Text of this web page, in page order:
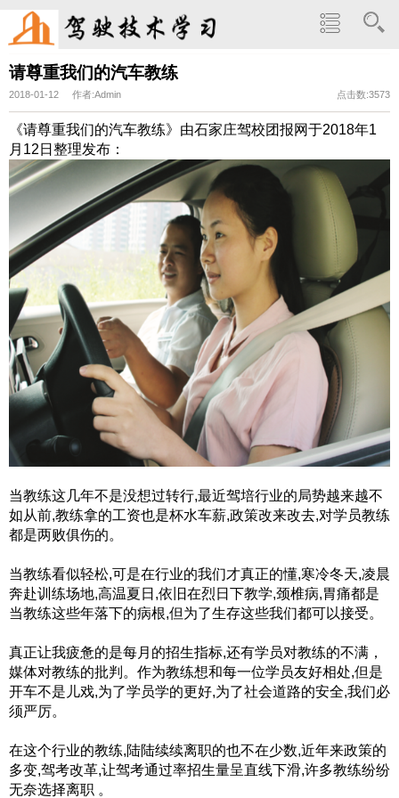
请尊重我们的汽车教练
2018-01-12 作者:Admin 点击数:3573
《请尊重我们的汽车教练》由石家庄驾校团报网于2018年1
月12日整理发布：
当教练这几年不是没想过转行,最近驾培行业的局势越来越不
如从前,教练拿的工资也是杯水车薪,政策改来改去,对学员教练
都是两败俱伤的。
当教练看似轻松,可是在行业的我们才真正的懂,寒冷冬天,凌晨
奔赴训练场地,高温夏日,依旧在烈日下教学,颈椎病,胃痛都是
当教练这些年落下的病根,但为了生存这些我们都可以接受。
真正让我疲惫的是每月的招生指标,还有学员对教练的不满，
媒体对教练的批判。作为教练想和每一位学员友好相处,但是
开车不是儿戏,为了学员学的更好,为了社会道路的安全,我们必
须严厉。
在这个行业的教练,陆陆续续离职的也不在少数,近年来政策的
多变,驾考改革,让驾考通过率招生量呈直线下滑,许多教练纷纷
无奈选择离职 。